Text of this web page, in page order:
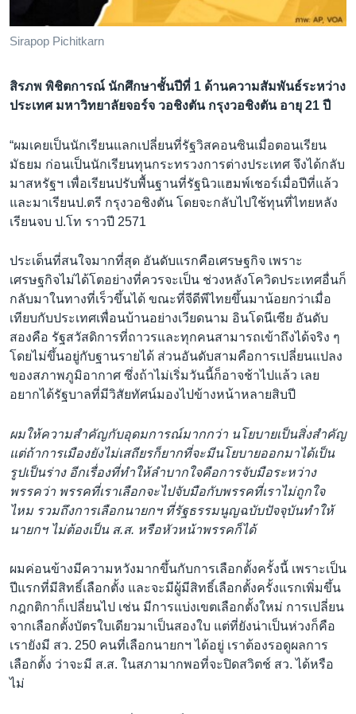
Sirapop Pichitkarn
สิรภพ พิชิตการณ์ นักศึกษาชั้นปีที่ 1 ด้านความสัมพันธ์ระหว่าง
ประเทศ มหาวิทยาลัยจอร์จ วอชิงตัน กรุงวอชิงตัน อายุ 21 ปี
“ผมเคยเป็นนักเรียนแลกเปลี่ยนที่รัฐวิสคอนซินเมื่อตอนเรียน
มัธยม ก่อนเป็นนักเรียนทุนกระทรวงการต่างประเทศ จึงได้กลับ
มาสหรัฐฯ เพื่อเรียนปรับพื้นฐานที่รัฐนิวแฮมพ์เชอร์เมื่อปีที่แล้ว
และมาเรียนป.ตรี กรุงวอชิงตัน โดยจะกลับไปใช้ทุนที่ไทยหลัง
เรียนจบ ป.โท ราวปี 2571
ประเด็นที่สนใจมากที่สุด อันดับแรกคือเศรษฐกิจ เพราะ
เศรษฐกิจไม่ได้โตอย่างที่ควรจะเป็น ช่วงหลังโควิดประเทศอื่นก็
กลับมาในทางที่เร็วขึ้นได้ ขณะที่จีดีพีไทยขึ้นมาน้อยกว่าเมื่อ
เทียบกับประเทศเพื่อนบ้านอย่างเวียดนาม อินโดนีเซีย อันดับ
สองคือ รัฐสวัสดิการที่ถาวรและทุกคนสามารถเข้าถึงได้จริง ๆ
โดยไม่ขึ้นอยู่กับฐานรายได้ ส่วนอันดับสามคือการเปลี่ยนแปลง
ของสภาพภูมิอากาศ ซึ่งถ้าไม่เริ่มวันนี้ก็อาจช้าไปแล้ว เลย
อยากได้รัฐบาลที่มีวิสัยทัศน์มองไปข้างหน้าหลายสิบปี
ผมให้ความสำคัญกับอุดมการณ์มากกว่า นโยบายเป็นสิ่งสำคัญ
แต่ถ้าการเมืองยังไม่เสถียรก็ยากที่จะมีนโยบายออกมาได้เป็น
รูปเป็นร่าง อีกเรื่องที่ทำให้ลำบากใจคือการจับมือระหว่าง
พรรคว่า พรรคที่เราเลือกจะไปจับมือกับพรรคที่เราไม่ถูกใจ
ไหม รวมถึงการเลือกนายกฯ ที่รัฐธรรมนูญฉบับปัจจุบันทำให้
นายกฯ ไม่ต้องเป็น ส.ส. หรือหัวหน้าพรรคก็ได้
ผมค่อนข้างมีความหวังมากขึ้นกับการเลือกตั้งครั้งนี้ เพราะเป็น
ปีแรกที่มีสิทธิ์เลือกตั้ง และจะมีผู้มีสิทธิ์เลือกตั้งครั้งแรกเพิ่มขึ้น
กฎกติกาก็เปลี่ยนไป เช่น มีการแบ่งเขตเลือกตั้งใหม่ การเปลี่ยน
จากเลือกตั้งบัตรใบเดียวมาเป็นสองใบ แต่ที่ยังน่าเป็นห่วงก็คือ
เรายังมี สว. 250 คนที่เลือกนายกฯ ได้อยู่ เราต้องรอดูผลการ
เลือกตั้ง ว่าจะมี ส.ส. ในสภามากพอที่จะปิดสวิตช์ สว. ได้หรือ
ไม่